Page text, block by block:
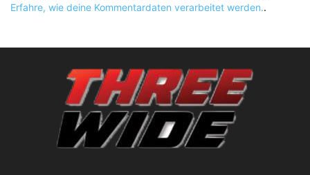
Erfahre, wie deine Kommentardaten verarbeitet werden..